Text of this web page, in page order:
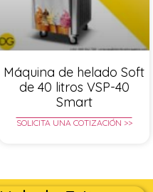
Máquina de helado Soft
de 40 litros VSP-40
Smart
SOLICITA UNA COTIZACIÓN >>